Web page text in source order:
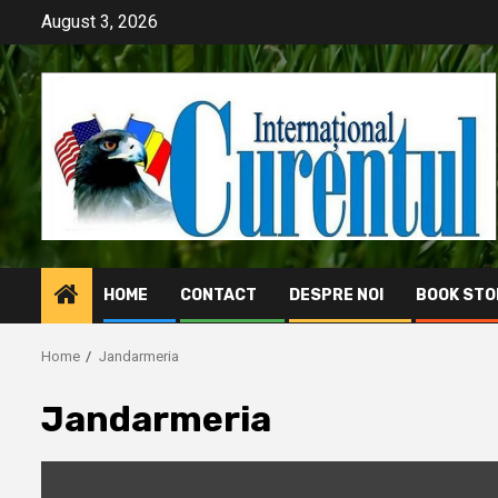
content
August 3, 2026
HOME CONTACT DESPRE NOI BOOK
Home Jandarmeria
Jandarmeria